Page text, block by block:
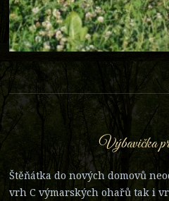
Výbavička
Štěňátka do nových domovů
vrh C výmarských ohařů tak i